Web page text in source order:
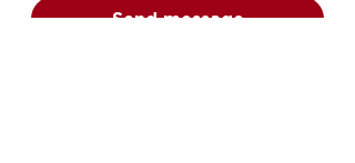
Send message